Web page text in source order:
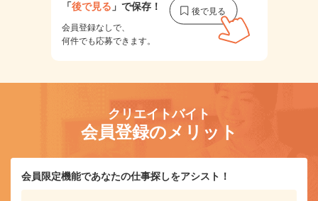
「後で見る 」で保存！
会員登録なしで、
何件でも応募できます。
クリエイトバイト
会員登録のメリット
会員限定機能であなたの仕事探しをアシスト！